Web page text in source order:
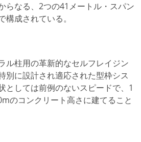
らなる、2つの41メートル・スパン
成されている。
ル柱用の革新的なセルフレイジン
別に設計され適応された型枠シス
としては前例のないスピードで、1
のコンクリート高さに建てること